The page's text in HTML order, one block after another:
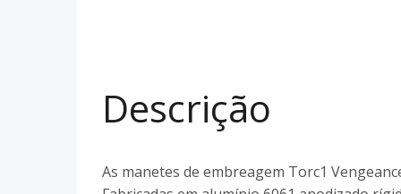
Descrição
As manetes de embreagem Torc1